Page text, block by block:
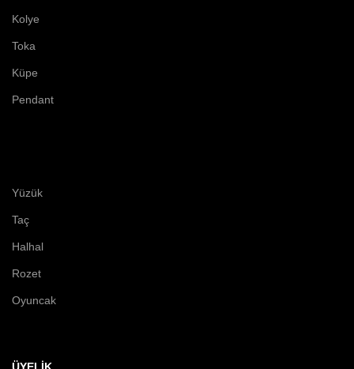
Kolye
Toka
Küpe
Pendant
Yüzük
Taç
Halhal
Rozet
Oyuncak